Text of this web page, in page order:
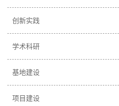
创新实践
学术科研
基地建设
项目建设